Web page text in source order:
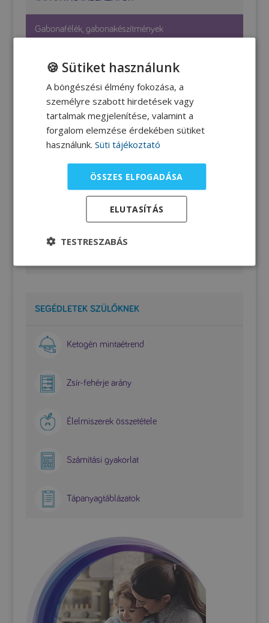
Gabonafélék, gabonakészítmények
Gyümölcsök
Húsok- és húskészítmények
Olajos magvak
Tej és tejkészítmények
SEGÉDLETEK SZÜLŐKNEK
Ketogén mintaétrend
Zsír-fehérje arány
Élelmiszerek összetétele
Számítási gyakorlat
Tápanyagtáblázatok
🍪 Sütiket használunk
A böngészési élmény fokozása, a
személyre szabott hirdetések vagy
tartalmak megjelenítése, valamint a
forgalom elemzése érdekében sütiket
használunk. Süti tájékoztató
ÖSSZES ELFOGADÁSA
ELUTASÍTÁS
TESTRESZABÁS